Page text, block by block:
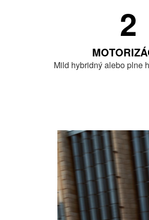
2
Mild hybridný alebo plne